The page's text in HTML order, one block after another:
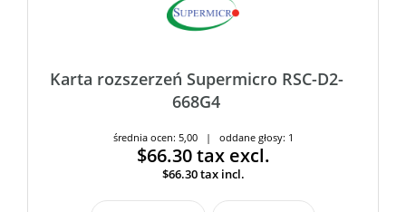
Karta rozszerzeń Supermicro RSC-D2-
668G4
średnia ocen: 5,00 | oddane głosy: 1
$66.30tax excl.
$66.30tax incl.